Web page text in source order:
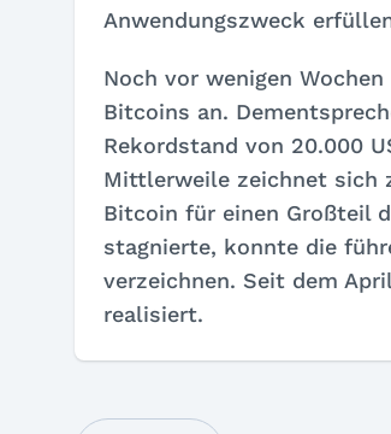
Anwendungszweck
Noch vor wenigen
Bitcoins an.
Rekordstand von 20.000
Mittlerweile zeichnet sich
Bitcoin für einen Großteil
stagnierte, konnte die
verzeichnen. Seit dem
realisiert.